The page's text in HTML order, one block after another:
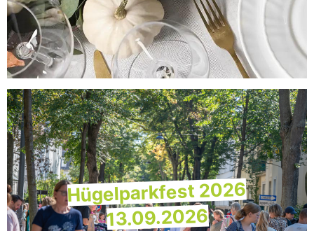
Hügelparkfest 2026
13.09.2026